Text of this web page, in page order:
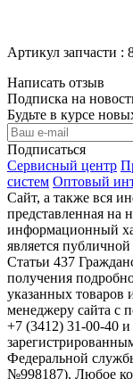
Артикул запчасти :
Написать отзыв
Подписка на
Будьте в курсе
Подписаться
Сервисный центр
систем Оптовый
Сайт, а также вся
представленная на
информационный
является
Статьи 437
получения
указанных товаров
менеджеру сайта с
+7 (3412) 31-00-40
Федеральной
№998187). Любое